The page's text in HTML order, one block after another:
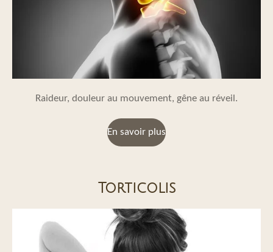
Raideur, douleur au mouvement, gêne au réveil.
En savoir plus
Torticolis